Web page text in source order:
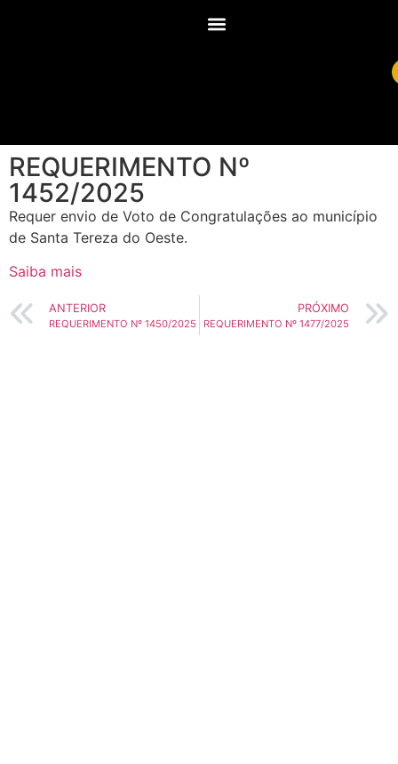
REQUERIMENTO Nº
1452/2025
Requer envio de Voto de Congratulações ao município
de Santa Tereza do Oeste.
Saiba mais
ANTERIOR
REQUERIMENTO Nº 1450/2025
PRÓXIMO
REQUERIMENTO Nº 1477/2025